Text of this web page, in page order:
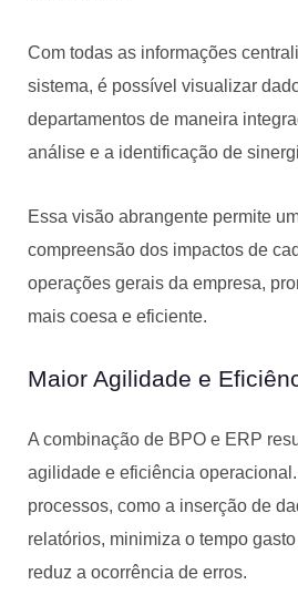
Com todas as informações
sistema, é possível visualizar
departamentos de maneira
análise e a identificação de
Essa visão abrangente permite
compreensão dos impactos de
operações gerais da empresa,
mais coesa e eficiente.
Maior Agilidade e
A combinação de BPO e ERP
agilidade e eficiência
processos, como a inserção de
relatórios, minimiza o tempo
reduz a ocorrência de erros.